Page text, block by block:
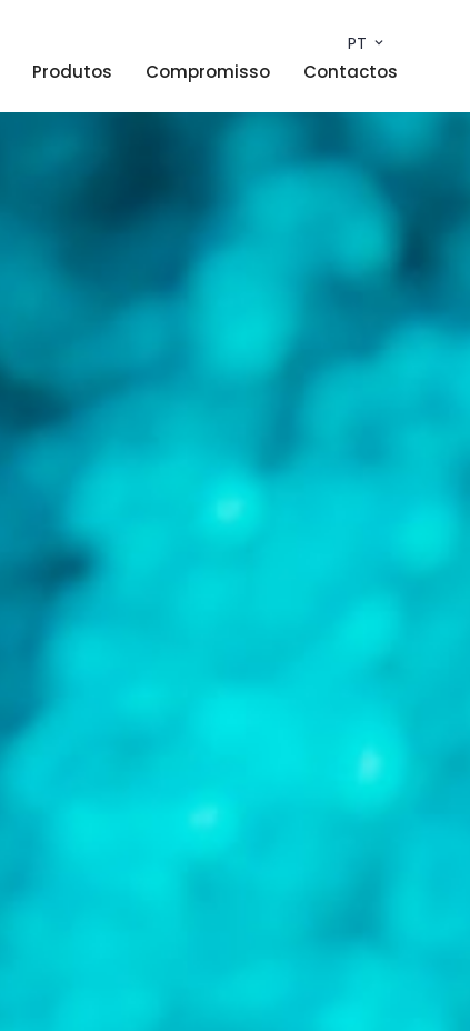
PT
Produtos Compromisso Contactos